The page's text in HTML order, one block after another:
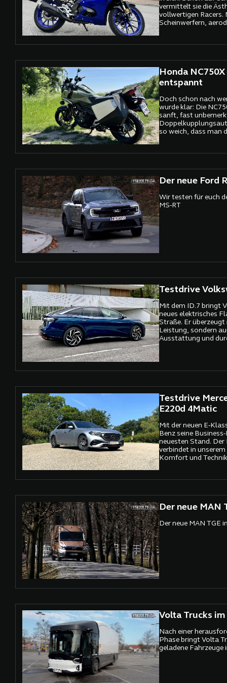
vermittelt sie die
vollwertigen Racers.
Scheinwerfern,
modellierter
Honda
entspannt
Doch schon nach
wurde klar: Die
sanft, fast
so weich, dass man
durch ein leises
Der neue Ford
Wir testen für euch
MS-RT
Testdrive
Mit dem ID.7 bringt
neues elektrisches
Straße. Er
Leistung, sondern
Ausstattung und
Technik. In unserem
Gelegenheit, den
besonders
Herz und Nieren zu
Testdrive
E220d 4Matic
Mit der neuen E-
Benz seine
neuesten Stand. Der
verbindet in
Komfort und
AMG-Optik
Der neue MAN
Der neue MAN TGE
Volta Trucks
Nach einer
Phase bringt Volta
geladene Fahrzeuge